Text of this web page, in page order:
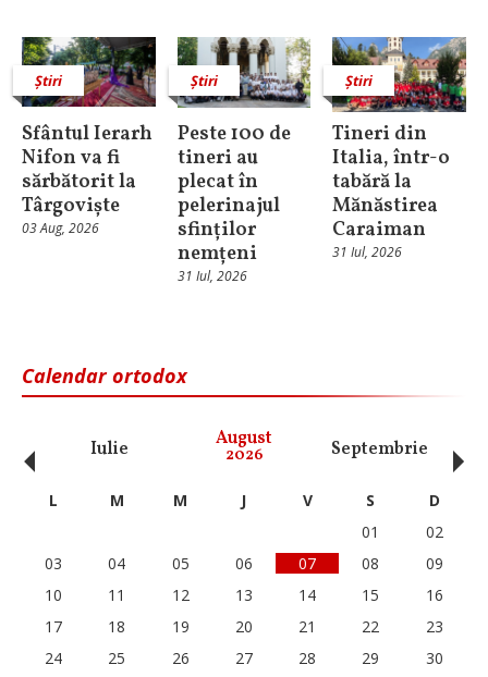
Știri
Sfântul Ierarh
Nifon va fi
sărbătorit la
Târgoviște
03 Aug, 2026
Știri
Peste 100 de
tineri au
plecat în
pelerinajul
sfinților
nemțeni
31 Iul, 2026
Știri
Tineri din
Italia, într-o
tabără la
Mănăstirea
Caraiman
31 Iul, 2026
Calendar ortodox
Iulie August
2026 Septembrie
‹ L M M J V S
D
01
02
03
04 05 06 07 08
09
10
11 12 13 14 15
16
17
18 19 20 21 22
23
24
25 26 27 28 29
30